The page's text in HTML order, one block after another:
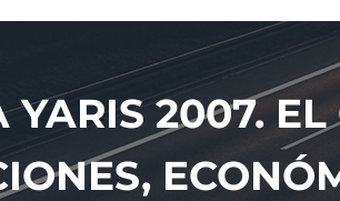
YARIS 2007.